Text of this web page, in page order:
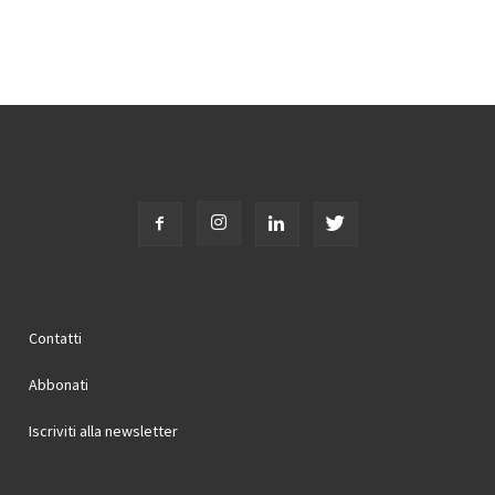
Contatti
Abbonati
Iscriviti alla newsletter